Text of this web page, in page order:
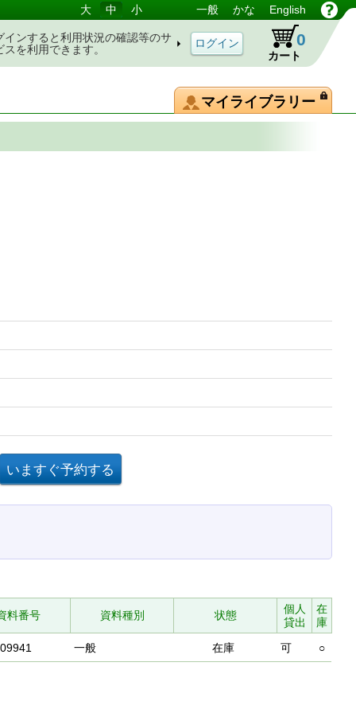
大 中 小 一般 かな English
インすると利用状況の確認等のサ
スを利用できます。
カート
0
マイライブラリー
料番号 資料種別 状態
個人
貸出
在
庫
一般 在庫 可 ○